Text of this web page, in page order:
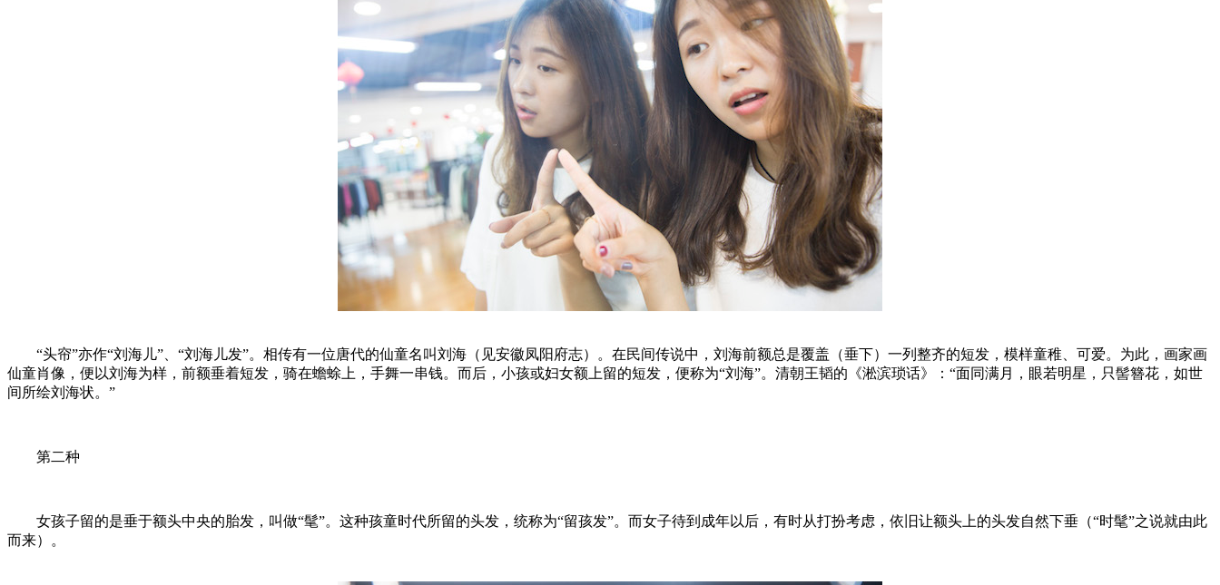
“头帘”亦作“刘海儿”、“刘海儿发”。相传有一位唐代的仙童名叫刘海（见安徽凤阳府志）。在民间传说中，刘海前额总是覆盖（垂下）一列整齐的短发，模样童稚、可爱。为此，画家画
仙童肖像，便以刘海为样，前额垂着短发，骑在蟾蜍上，手舞一串钱。而后，小孩或妇女额上留的短发，便称为“刘海”。清朝王韬的《淞滨琐话》：“面同满月，眼若明星，只髻簪花，如世
间所绘刘海状。”
第二种
女孩子留的是垂于额头中央的胎发，叫做“髦”。这种孩童时代所留的头发，统称为“留孩发”。而女子待到成年以后，有时从打扮考虑，依旧让额头上的头发自然下垂（“时髦”之说就由此
而来）。